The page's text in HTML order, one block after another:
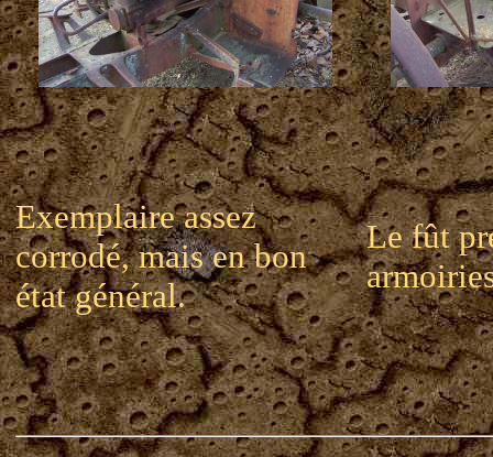
Exemplaire assez
corrodé, mais en bon
état général.
Le fût